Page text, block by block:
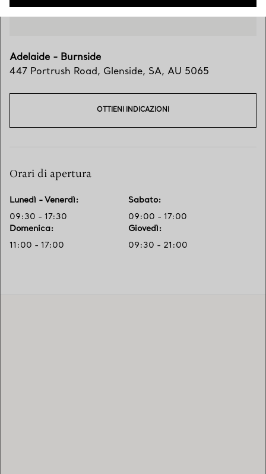
Adelaide - Burnside
447 Portrush Road, Glenside, SA, AU 5065
OTTIENI INDICAZIONI
Orari di apertura
Lunedì - Venerdì:
09:30 - 17:30
Sabato:
09:00 - 17:00
Domenica:
11:00 - 17:00
Giovedì:
09:30 - 21:00